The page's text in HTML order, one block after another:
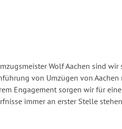
Wolf Aachen sind
von Umzügen von
Engagement sorgen wir für
immer an erster Stelle